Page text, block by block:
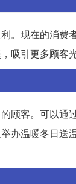
。现在的消费
吸引更多顾客光
顾客。可以通
办温暖冬日送